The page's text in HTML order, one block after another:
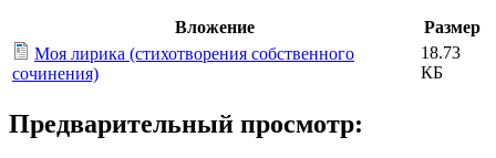
Вложение
Размер
Моя лирика (стихотворения собственного
сочинения)
18.73
КБ
Предварительный просмотр: